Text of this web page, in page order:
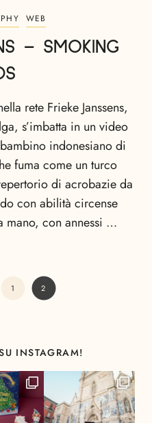
WEB
– SMOKING
rete Frieke Janssens,
s’imbatta in un video
indonesiano di
fuma come un turco
di acrobazie da
con abilità circense
mano, con annessi …
1 2
INSTAGRAM!